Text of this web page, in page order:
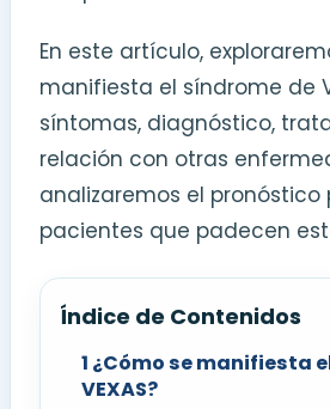
En este artículo,
manifiesta el síndrome de
síntomas, diagnóstico,
relación con otras
analizaremos el pronóstico
pacientes que padecen
Índice de Contenidos
1 ¿Cómo se manifiesta
VEXAS?